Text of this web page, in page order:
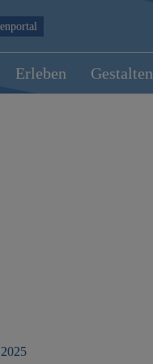
Erleben Gestalten